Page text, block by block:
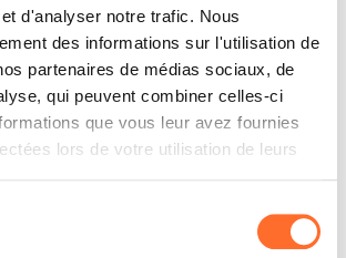
d'analyser notre trafic. Nous
des informations sur l'utilisation de
partenaires de médias sociaux, de
qui peuvent combiner celles-ci
que vous leur avez fournies
lors de votre utilisation de leurs